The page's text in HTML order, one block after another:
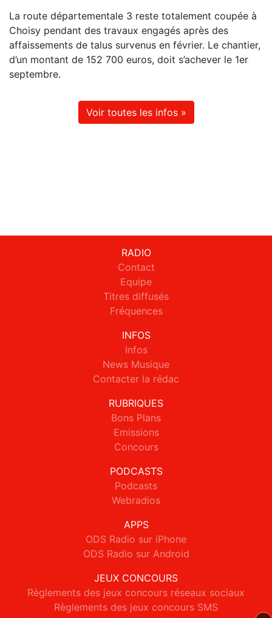
La route départementale 3 reste totalement coupée à
Choisy pendant des travaux engagés après des
affaissements de talus survenus en février. Le chantier,
d’un montant de 152 700 euros, doit s’achever le 1er
septembre.
Voir toutes les infos »
RADIO
Contact
Equipe
Titres diffusés
Fréquences
INFOS
Infos
News Musique
Contacter la rédac
RUBRIQUES
Bons Plans
Emissions
Concours
PODCASTS
Podcasts
Webradios
APPS
ODS Radio sur iPhone
ODS Radio sur Android
JEUX CONCOURS
Règlements des jeux concours réseaux sociaux
Règlements des jeux concours SMS